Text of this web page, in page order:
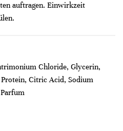
auftragen. Einwirkzeit
Chloride, Glycerin,
Citric Acid, Sodium